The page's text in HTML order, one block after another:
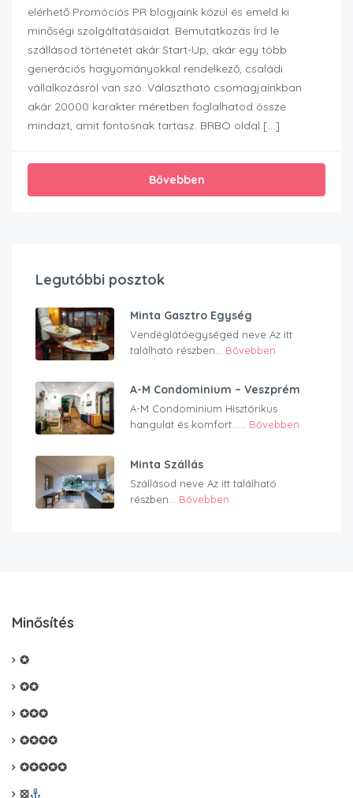
elérhető Promóciós PR blogjaink közül és emeld ki
minőségi szolgáltatásaidat. Bemutatkozás Írd le
szállásod történetét akár Start-Up, akár egy több
generációs hagyományokkal rendelkező, családi
vállalkozásról van szó. Választható csomagjainkban
akár 20000 karakter méretben foglalhatod össze
mindazt, amit fontosnak tartasz. BRBO oldal […]
Bővebben
Legutóbbi posztok
Minta Gasztro Egység
Vendéglátóegységed neve Az itt
található részben... Bővebben
A-M Condominium – Veszprém
A-M Condominium Hisztórikus
hangulat és komfort…... Bővebben
Minta Szállás
Szállásod neve Az itt található
részben... Bővebben
Minősítés
✪
✪✪
✪✪✪
✪✪✪✪
✪✪✪✪✪
⦻